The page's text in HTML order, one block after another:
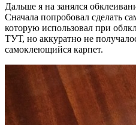
Дальше я на занялся
Сначала попробовал сделать
которую использовал при
ТУТ, но аккуратно не
самоклеющийся карпет.